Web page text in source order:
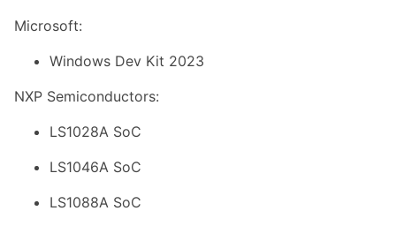
Microsoft:
Windows Dev Kit 2023
NXP Semiconductors:
LS1028A SoC
LS1046A SoC
LS1088A SoC